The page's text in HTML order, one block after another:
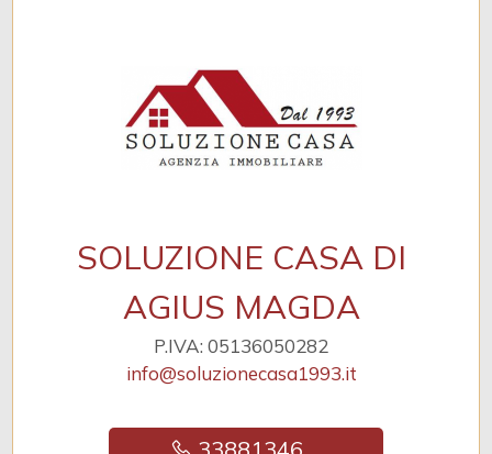
Aria Condizionata
SOLUZIONE CASA DI
AGIUS MAGDA
P.IVA: 05136050282
info@soluzionecasa1993.it